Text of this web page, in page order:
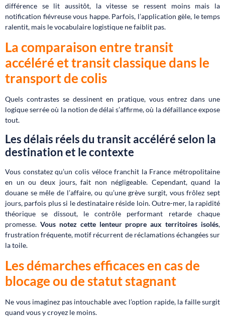
différence se lit aussitôt, la vitesse se ressent moins mais la
notification fiévreuse vous happe. Parfois, l’application gèle, le temps
ralentit, mais le vocabulaire logistique ne faiblit pas.
La comparaison entre transit
accéléré et transit classique dans le
transport de colis
Quels contrastes se dessinent en pratique, vous entrez dans une
logique serrée où la notion de délai s’affirme, où la défaillance expose
tout.
Les délais réels du transit accéléré selon la
destination et le contexte
Vous constatez qu’un colis véloce franchit la France métropolitaine
en un ou deux jours, fait non négligeable. Cependant, quand la
douane se mêle de l’affaire, ou qu’une grève surgit, vous frôlez sept
jours, parfois plus si le destinataire réside loin. Outre-mer, la rapidité
théorique se dissout, le contrôle performant retarde chaque
promesse. Vous notez cette lenteur propre aux territoires isolés,
frustration fréquente, motif récurrent de réclamations échangées sur
la toile.
Les démarches efficaces en cas de
blocage ou de statut stagnant
Ne vous imaginez pas intouchable avec l’option rapide, la faille surgit
quand vous y croyez le moins.